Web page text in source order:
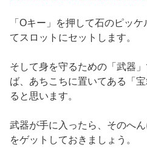
「Oキー」を押して石のピッ
てスロットにセットします。
そして身を守るための「武器
ば、あちこちに置いてある「
ると思います。
武器が手に入ったら、そのへ
をゲットしておきましょう。